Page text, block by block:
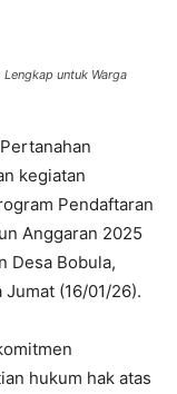
untuk Warga
kegiatan
Pendaftaran
Anggaran 2025
Desa Bobula,
(16/01/26).
hukum hak atas